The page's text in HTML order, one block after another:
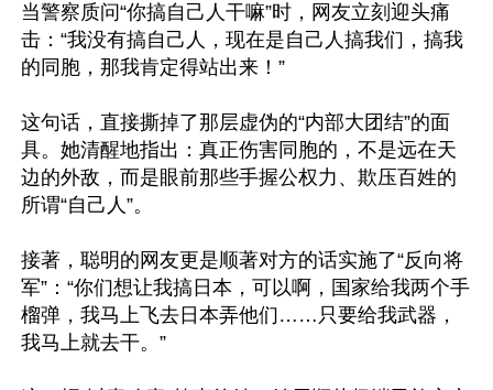
当警察质问“你搞自己人干嘛”时，网友立刻迎头痛
击：“我没有搞自己人，现在是自己人搞我们，搞我
的同胞，那我肯定得站出来！”
这句话，直接撕掉了那层虚伪的“内部大团结”的面
具。她清醒地指出：真正伤害同胞的，不是远在天
边的外敌，而是眼前那些手握公权力、欺压百姓的
所谓“自己人”。
接著，聪明的网友更是顺著对方的话实施了“反向将
军”：“你们想让我搞日本，可以啊，国家给我两个手
榴弹，我马上飞去日本弄他们……只要给我武器，
我马上就去干。”